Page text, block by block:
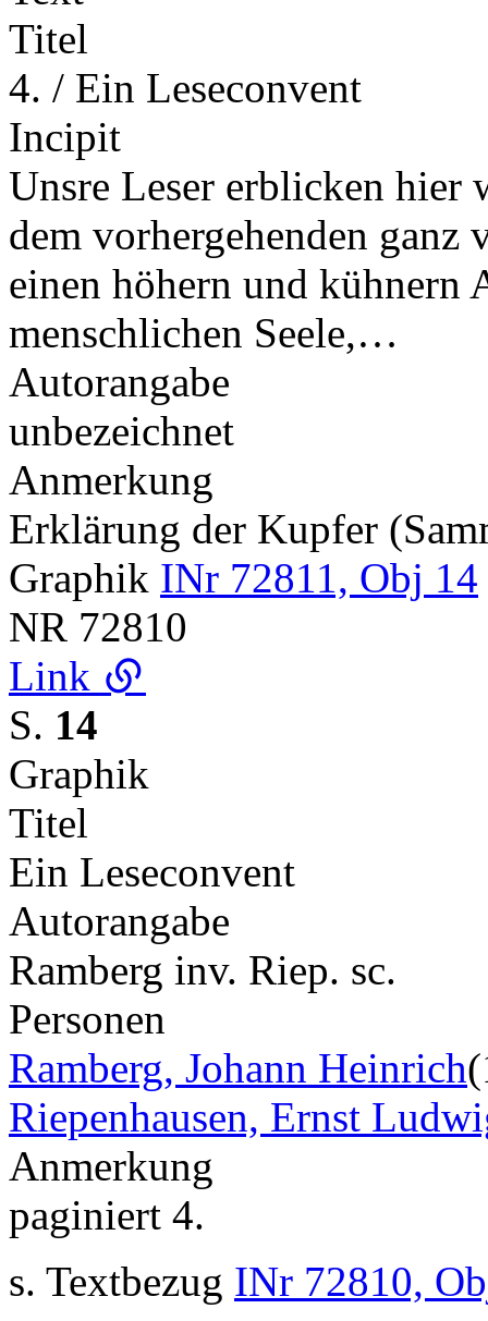
Titel
4. / Ein Leseconvent
Incipit
Unsre Leser erblicken hier
dem vorhergehenden ganz
einen höhern und kühnern
menschlichen Seele,…
Autorangabe
unbezeichnet
Anmerkung
Erklärung der Kupfer
Graphik INr 72811, Obj 14
NR 72810
Link
S. 14
Graphik
Titel
Ein Leseconvent
Autorangabe
Ramberg inv. Riep. sc.
Personen
Ramberg, Johann Heinrich
Riepenhausen, Ernst
Anmerkung
paginiert 4.
s. Textbezug INr 72810,